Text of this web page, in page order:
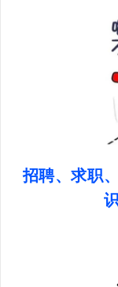
招聘、求职